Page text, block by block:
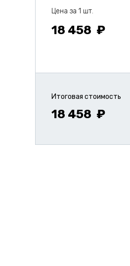
Цена за 1 шт.
18 458
Итоговая стоимость
18 458